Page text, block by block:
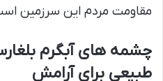
مقاومت مردم این سرزمین
چشمه های آبگرم
طبیعی برای آرامش